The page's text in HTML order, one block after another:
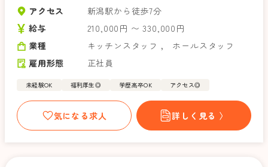
アクセス
新潟駅から徒歩7分
給与
210,000円 〜 330,000円
業種
キッチンスタッフ ，
ホールスタッフ
雇用形態
正社員
未経験OK 福利厚生◎ 学歴高卒OK アクセス◎
気になる求人 詳しく見る 〉